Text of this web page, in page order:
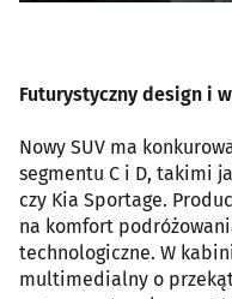
Futurystyczny design i
Nowy SUV ma
segmentu C i D, takimi
czy Kia Sportage.
na komfort
technologiczne. W
multimedialny o